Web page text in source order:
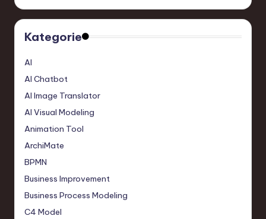
Kategorie
AI
AI Chatbot
AI Image Translator
AI Visual Modeling
Animation Tool
ArchiMate
BPMN
Business Improvement
Business Process Modeling
C4 Model